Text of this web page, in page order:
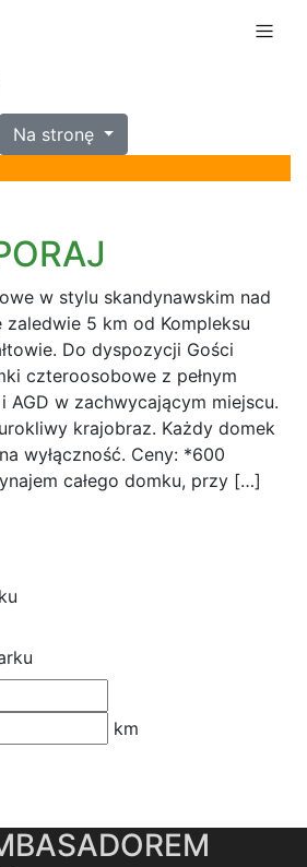
Na stronę
w stylu skandynawskim nad
5 km od Kompleksu
Do dyspozycji Gości
czteroosobowe z pełnym
AGD w zachwycającym miejscu.
krajobraz. Każdy domek
wyłączność. Ceny: *600
całego domku, przy […]
km